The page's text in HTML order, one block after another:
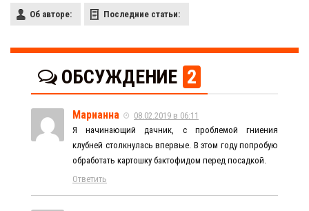
Об авторе: Последние статьи:
ОБСУЖДЕНИЕ 2
Марианна
08.02.2019 в 06:11
Я начинающий дачник, с проблемой гниения
клубней столкнулась впервые. В этом году попробую
обработать картошку бактофидом перед посадкой.
Ответить